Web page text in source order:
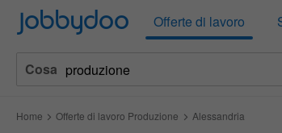
Jobbydoo Offerte di lavoro
Cosa
Home Offerte di lavoro Produzione Alessandria